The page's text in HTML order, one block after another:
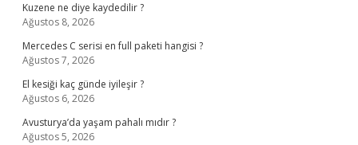
Kuzene ne diye kaydedilir ?
Ağustos 8, 2026
Mercedes C serisi en full paketi hangisi ?
Ağustos 7, 2026
El kesiği kaç günde iyileşir ?
Ağustos 6, 2026
Avusturya’da yaşam pahalı mıdır ?
Ağustos 5, 2026